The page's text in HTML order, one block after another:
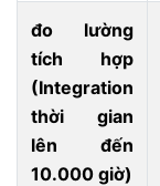
đo lường
tích hợp
(Integration
thời gian
lên đến
10.000 giờ)